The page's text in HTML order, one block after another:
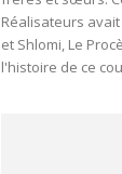
Réalisateurs
et Shlomi, Le
l'histoire de ce